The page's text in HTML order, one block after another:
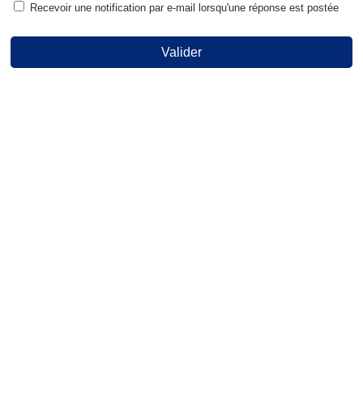
Recevoir une notification par e-mail lorsqu'une réponse est postée
Valider